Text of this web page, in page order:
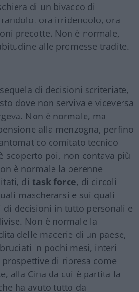
di un bivacco di
ora irridendolo, ora
precotte. Non è normale,
alle promesse tradite.
di decisioni scriteriate,
dove non serviva e viceversa
Non è normale, ma
alla menzogna, perfino
comitato tecnico
scoperto poi, non contava più
è normale la perenne
di task force, di circoli
mascherarsi e sui quali
di decisioni in tutto personali e
Non è normale la
delle macerie di un paese,
in pochi mesi, interi
di ripresa come
alla Cina da cui è partita la
ha avuto tutto da